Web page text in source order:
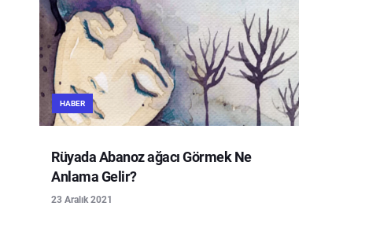
HABER
Rüyada Abanoz ağacı Görmek Ne
Anlama Gelir?
23 Aralık 2021